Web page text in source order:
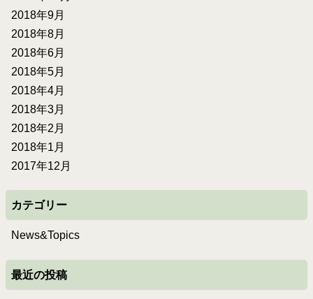
2018年9月
2018年8月
2018年6月
2018年5月
2018年4月
2018年3月
2018年2月
2018年1月
2017年12月
カテゴリー
News&Topics
最近の投稿